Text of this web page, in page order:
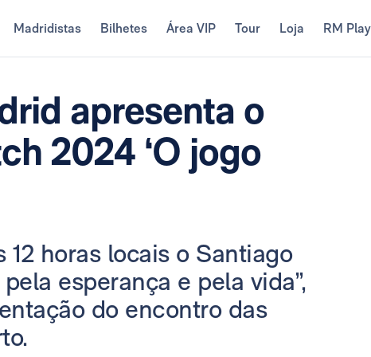
Madridistas Bilhetes Área VIP Tour Loja RM Play
apresenta o
2024 ‘O jogo
12 horas locais o Santiago
esperança e pela vida”,
do encontro das